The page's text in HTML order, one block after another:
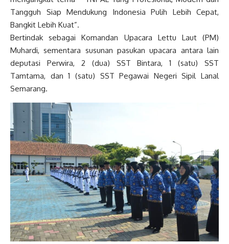
Tangguh Siap Mendukung Indonesia Pulih Lebih Cepat,
Bangkit Lebih Kuat”.
Bertindak sebagai Komandan Upacara Lettu Laut (PM)
Muhardi, sementara susunan pasukan upacara antara lain
deputasi Perwira, 2 (dua) SST Bintara, 1 (satu) SST
Tamtama, dan 1 (satu) SST Pegawai Negeri Sipil Lanal
Semarang.